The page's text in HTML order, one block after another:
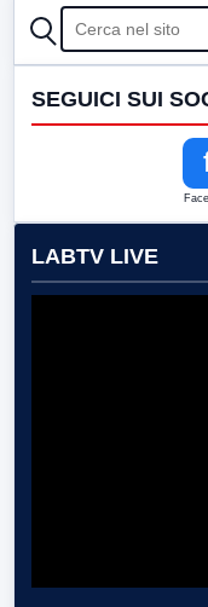
CERCA
SEGUICI SUI
LABTV LIVE